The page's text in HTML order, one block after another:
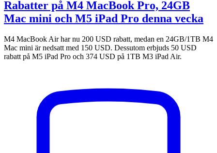
Rabatter på M4 MacBook Pro, 24GB
Mac mini och M5 iPad Pro denna vecka
M4 MacBook Air har nu 200 USD rabatt, medan en 24GB/1TB M4
Mac mini är nedsatt med 150 USD. Dessutom erbjuds 50 USD
rabatt på M5 iPad Pro och 374 USD på 1TB M3 iPad Air.